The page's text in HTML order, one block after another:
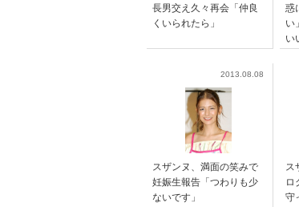
長男交え久々再会「仲良
くいられたら」
惑
い
い
2013.08.08
スザンヌ、満面の笑みで
妊娠生報告「つわりも少
ないです」
ス
ロ
守